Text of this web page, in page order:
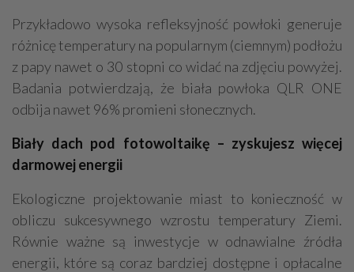
Przykładowo wysoka refleksyjność powłoki generuje
różnicę temperatury na popularnym (ciemnym) podłożu
z papy nawet o 30 stopni co widać na zdjęciu powyżej.
Badania potwierdzają, że biała powłoka QLR ONE
odbija nawet 96% promieni słonecznych.
Biały dach pod fotowoltaikę – zyskujesz więcej
darmowej energii
Ekologiczne projektowanie miast to konieczność w
obliczu sukcesywnego wzrostu temperatury Ziemi.
Równie ważne są inwestycje w odnawialne źródła
energii, które są coraz bardziej dostępne i opłacalne